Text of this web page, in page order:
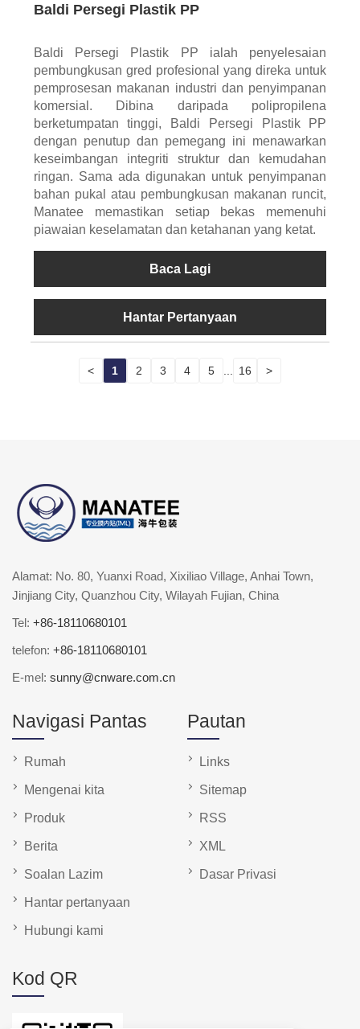
Baldi Persegi Plastik PP
Baldi Persegi Plastik PP ialah penyelesaian
pembungkusan gred profesional yang direka untuk
pemprosesan makanan industri dan penyimpanan
komersial. Dibina daripada polipropilena
berketumpatan tinggi, Baldi Persegi Plastik PP
dengan penutup dan pemegang ini menawarkan
keseimbangan integriti struktur dan kemudahan
ringan. Sama ada digunakan untuk penyimpanan
bahan pukal atau pembungkusan makanan runcit,
Manatee memastikan setiap bekas memenuhi
piawaian keselamatan dan ketahanan yang ketat.
Baca Lagi
Hantar Pertanyaan
< 1 2 3 4 5 16 >
Alamat: No. 80, Yuanxi Road, Xixiliao Village, Anhai Town,
Jinjiang City, Quanzhou City, Wilayah Fujian, China
Tel: +86-18110680101
telefon: +86-18110680101
E-mel: sunny@cnware.com.cn
Navigasi Pantas
Rumah
Mengenai kita
Produk
Berita
Soalan Lazim
Hantar pertanyaan
Hubungi kami
Pautan
Links
Sitemap
RSS
XML
Dasar Privasi
Kod QR